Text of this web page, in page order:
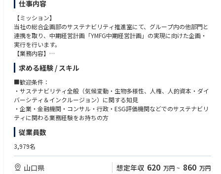
ができます。
【今後のキャリア】希望や適性が尊重される環境のもと、自らのキャリア
を主体的に描き、着実にステップアップしていくことが可能です。定期的
な1on1では、上司との対話を通じて目標設定やキャリアプランを明確化
し、成長に必要な業務へのアサインが行われます。成果はプロセスも含め
て正当に評価され、意欲と能力次第では、営業部長やチームリーダーなど
への早期昇格も可能です。また、ジョブポスティング制度を活用すること
で、部門を越えた挑戦や新たな領域へのキャリア展開も実現できます。
【企業風土】当社のミッション “あなたの未来にわかりやすさを。” を実
現するため、人＝社員にフォーカスした企業風土が大切にされています。
それは、お客様の将来の課題を解決し、より良い商品やサービスを提供し
ていくため。常識や思い込みを覆し変革を促すために、同じ目標を持って
様々な意見や考えを発信し合う多様性（diversity）を尊重し、それを実現
■勤務地以外求める経験値について
勤務地： 東京、大阪、名古屋、札幌、仙台、金沢、広島、福岡
仕事内容
【ミッション】
当社の総合企画部のサステナビリティ推進室にて、グループ内の他部門と
連携を取り、中期経営計画「YMFG中期経営計画」の実現に向けた企画・
実行を行います。
【業務内容】
（1）当社グループにおけるサステナビリティ全般（環境、人権、人的資
本・ダーバーシティ&インクルージョンなど）の推進にかかる企画・統括
・グループ全体の戦略立案
・個別施策の企画／立案／遂行
・ESG（環境・社会・企業統治）評価などに関する情報収集・分析
・サステナビリティに関する動向調査など
（2）サステナビリティに関するステークホルダーとのコミュニケーショ
・ESG評価機関対応
・サステナビリティに関する情報開示対応（統合報告書・有価証券報告
書・ホームページなど）
（3）サステナビリティに関する社内外の啓蒙活動
・セミナー
求める経験 / スキル
■歓迎条件：
・サステナビリティ全般（気候変動・生物多様性、人権、人的資本・ダイ
バーシティ＆インクルージョン）に関する知見
・企業・金融機関・コンサル・行政・ESG評価機関などでのサステナビリ
ティに関わる業務経験をお持ちの方
従業員数
3,979名
山口県 想定年収 620 万円 ~ 860 万円